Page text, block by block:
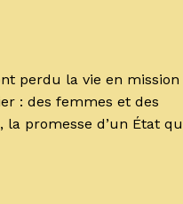
perdu la vie en mission
: des femmes et des
promesse d’un État